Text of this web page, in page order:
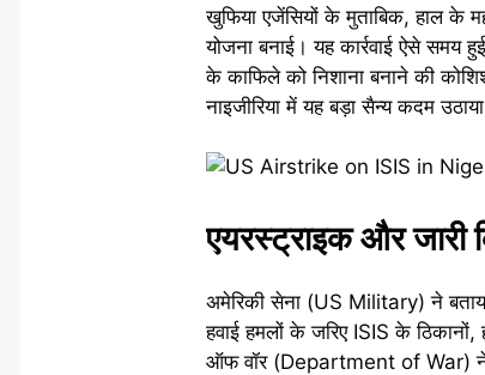
खुफिया एजेंसियों के मुताबिक, हाल के
योजना बनाई। यह कार्रवाई ऐसे
के काफिले को निशाना बनाने की
नाइजीरिया में यह बड़ा सैन्य कदम
एयरस्ट्राइक और जारी
अमेरिकी सेना (US Military) ने
हवाई हमलों के जरिए ISIS के ठिकानों,
ऑफ वॉर (Department of War) ने